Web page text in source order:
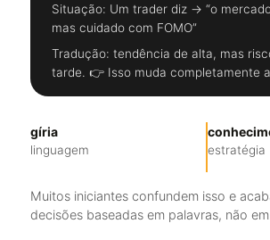
Situação: Um trader diz → “o
mas cuidado com FOMO”
Tradução: tendência de alta, mas
tarde. 👉 Isso muda completamente
gíria
linguagem estratégia
Muitos iniciantes confundem isso e
decisões baseadas em palavras, não em